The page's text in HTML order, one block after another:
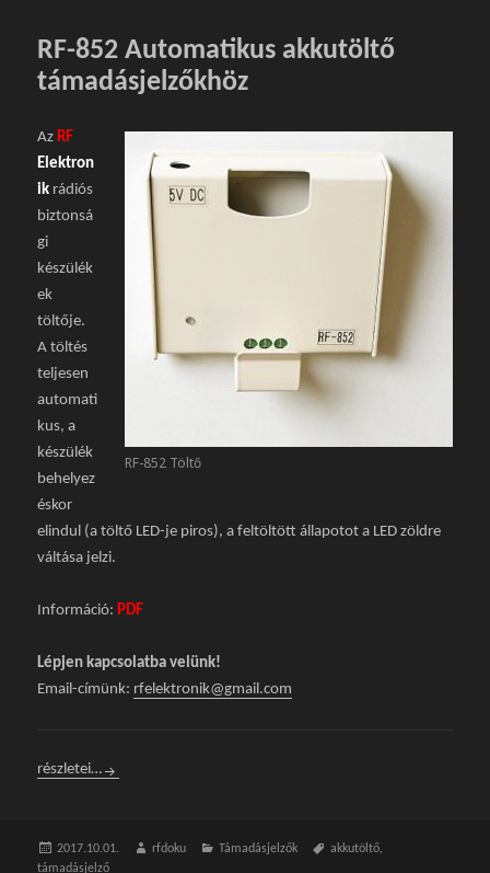
RF-852 Automatikus akkutöltő
támadásjelzőkhöz
RF-852 Töltő
Az RF
Elektron
ik rádiós
biztonsá
gi
készülék
ek
töltője.
A töltés
teljesen
automati
kus, a
készülék
behelyez
éskor
elindul (a töltő LED-je piros), a feltöltött állapotot a LED zöldre
váltása jelzi.
Információ: PDF
Lépjen kapcsolatba velünk!
Email-címünk: rfelektronik@gmail.com
RF-852 Automatikus akkutöltő támadásjelzőkhöz
részletei…
Közzétéve
2017.10.01. Szerző
rfdoku Kategória
Támadásjelzők Címke
akkutöltő,
támadásjelző